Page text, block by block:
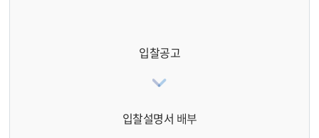
입찰공고
입찰설명서 배부